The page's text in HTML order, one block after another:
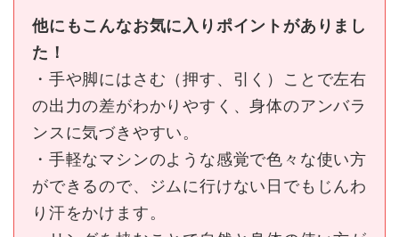
他にもこんなお気に入りポイントがありまし
た！
・手や脚にはさむ（押す、引く）ことで左右
の出力の差がわかりやすく、身体のアンバラ
ンスに気づきやすい。
・手軽なマシンのような感覚で色々な使い方
ができるので、ジムに行けない日でもじんわ
り汗をかけます。